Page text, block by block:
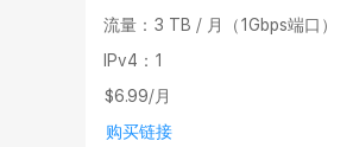
流量：3 TB / 月（1Gbps端口）
IPv4：1
$6.99/月
购买链接